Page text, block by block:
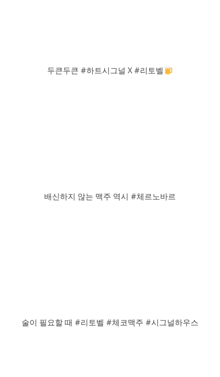
두큰두큰 #하트시그널 X #리토벨
배신하지 않는 맥주 역시 #체르노바르
술이 필요할 때 #리토벨 #체코맥주 #시그널하우스